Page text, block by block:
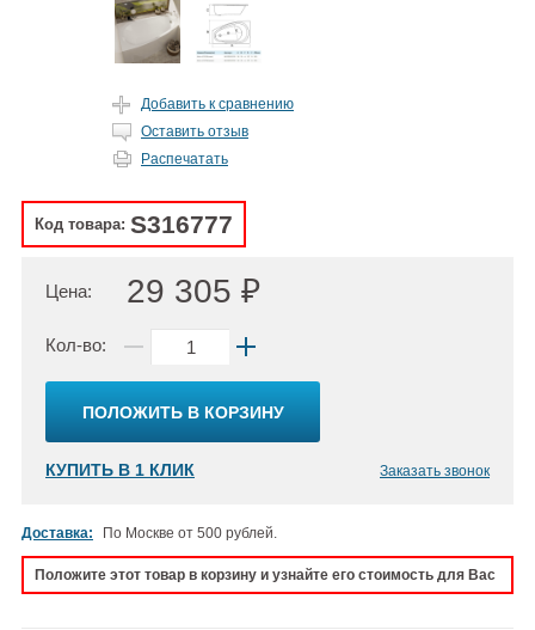
Добавить к сравнению
Оставить отзыв
Распечатать
Код товара: S316777
Цена: 29 305 ₽
Кол-во:
ПОЛОЖИТЬ В КОРЗИНУ
КУПИТЬ В 1 КЛИК Заказать звонок
Доставка: По Москве от 500 рублей.
Положите этот товар в корзину и узнайте его стоимость для Вас